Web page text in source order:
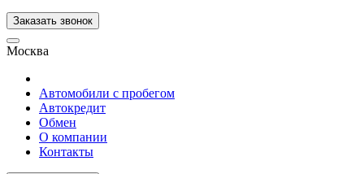
Заказать звонок
Москва
Автомобили с пробегом
Автокредит
Обмен
О компании
Контакты